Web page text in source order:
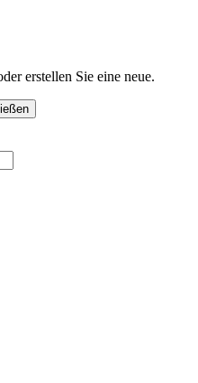
erstellen Sie eine neue.